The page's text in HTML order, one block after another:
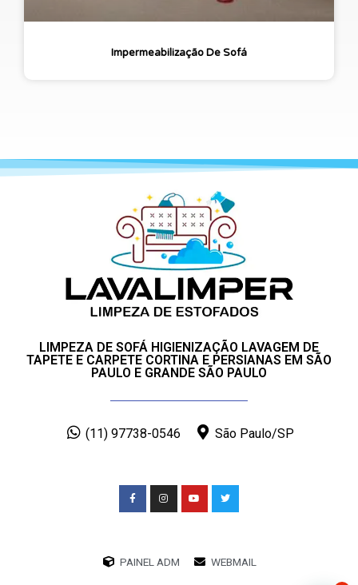
Impermeabilização De Sofá
LIMPEZA DE SOFÁ HIGIENIZAÇÃO LAVAGEM DE
TAPETE E CARPETE CORTINA E PERSIANAS EM SÃO
PAULO E GRANDE SÃO PAULO
(11) 97738-0546 São Paulo/SP
PAINEL ADM WEBMAIL